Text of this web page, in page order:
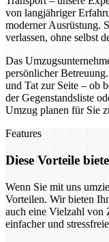
von langjähriger
moderner Ausrüstung.
verlassen, ohne selbst
Das
persönlicher
und Tat zur Seite – ob
der Gegenstandsliste
Umzug planen für Sie
Features
Diese Vorteile
Wenn Sie mit uns
Vorteilen. Wir bieten
auch eine Vielzahl von
einfacher und